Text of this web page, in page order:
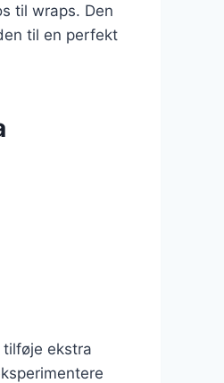
til wraps. Den
til en perfekt
ekstra